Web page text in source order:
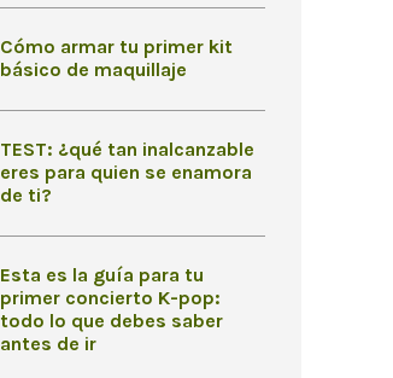
Cómo armar tu primer kit
básico de maquillaje
TEST: ¿qué tan inalcanzable
eres para quien se enamora
de ti?
Esta es la guía para tu
primer concierto K-pop:
todo lo que debes saber
antes de ir